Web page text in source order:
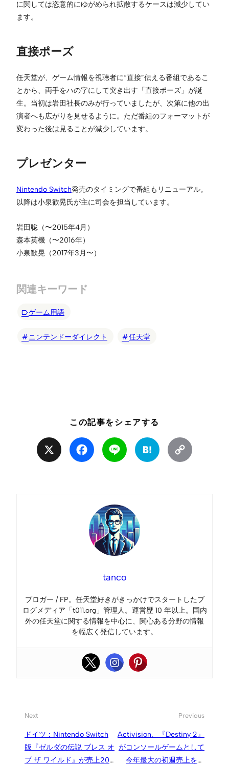
に関しては恣意的にゆがめられ拡散するケースは減少してい
ます。
直接ポーズ
任天堂が、ゲーム情報を視聴者に“直接”伝える番組であるこ
とから、両手をハの字にして突き出す「直接ポーズ」が誕
生。当初は岩田社長のみが行っていましたが、次第に他の出
演者へも広がりを見せるように。ただ番組のフォーマットが
変わった後は見ることが減少しています。
プレゼンター
Nintendo Switch発売のタイミングで番組もリニューアル。
以降は小泉歓晃氏が主に司会を担当しています。
岩田聡（〜2015年4月）
森本英機（〜2016年）
小泉歓晃（2017年3月〜）
関連キーワード
ゲーム用語
ニンテンドーダイレクト 任天堂
この記事をシェアする
Facebook Line Hatena
tanco
ブロガー / FP。任天堂好きがきっかけでスタートしたブ
ログメディア「t011.org」管理人。運営歴 10 年以上。国内
外の任天堂に関する情報を中心に、関心ある分野の情報
を幅広く発信しています。
Next
ドイツ：Nintendo Switch
版『ゼルダの伝説 ブレス オ
ブ ザ ワイルド』が売上20
Previous
Activision、『Destiny 2』
がコンソールゲームとして
今年最大の初週売上を記